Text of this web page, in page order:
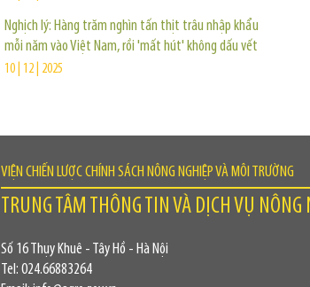
Nghịch lý: Hàng trăm nghìn tấn thịt trâu nhập khẩu
mỗi năm vào Việt Nam, rồi 'mất hút' không dấu vết
10 | 12 | 2025
VIỆN CHIẾN LƯỢC CHÍNH SÁCH NÔNG NGHIỆP VÀ MÔI TRƯỜNG
TRUNG TÂM THÔNG TIN VÀ DỊCH VỤ
Số 16 Thụy Khuê - Tây Hồ - Hà Nội
Tel: 024.66883264